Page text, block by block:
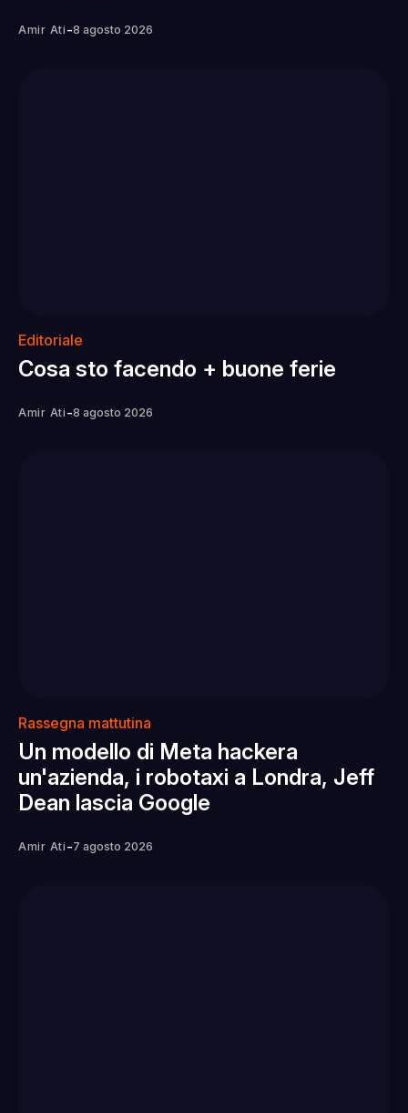
Amir Ati -8 agosto 2026
Editoriale
Cosa sto facendo + buone ferie
Amir Ati -8 agosto 2026
Rassegna mattutina
Un modello di Meta hackera
un'azienda, i robotaxi a Londra, Jeff
Dean lascia Google
Amir Ati -7 agosto 2026